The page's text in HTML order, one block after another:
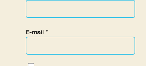
E-mail *